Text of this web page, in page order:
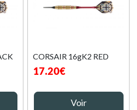
CORSAIR 16gK2 RED
17.20€
Voir